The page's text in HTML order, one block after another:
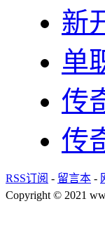
新
单
传
传
RSS订阅 - 留言本 -
Copyright © 2021